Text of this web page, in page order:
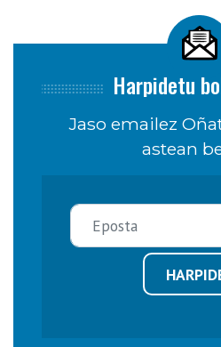
Harpidetu
Jaso emailez
astean